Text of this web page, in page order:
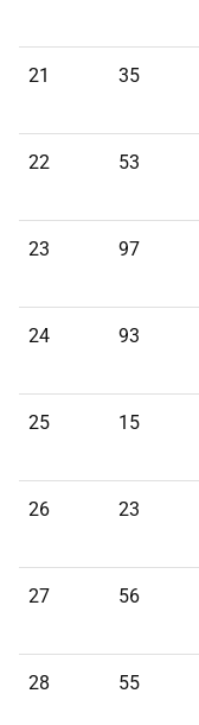
21 35
22 53
23 97
24 93
25 15
26 23
27 56
28 55